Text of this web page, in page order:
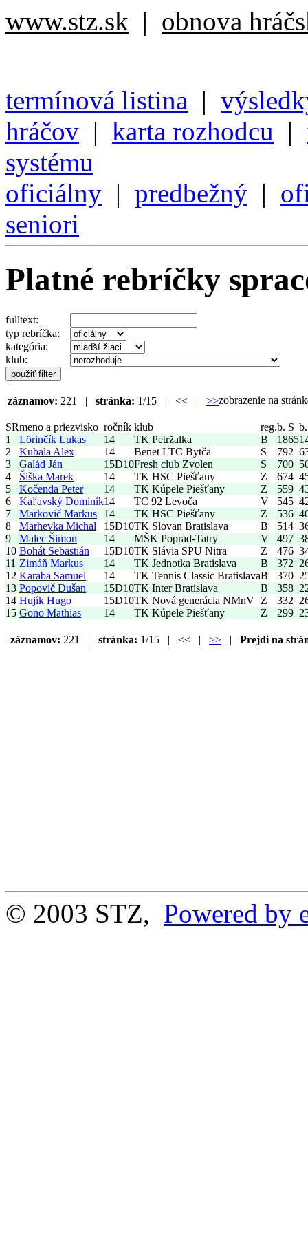
www.stz.sk | obnova
termínová listina |
hráčov | karta rozhodcu |
systému
oficiálny | predbežný |
seniori
Platné rebríčky
fulltext:
typ rebríčka:
kategória:
klub:
záznamov: 221 | stránka: 1/15 | << | >>zobrazenie na
SRmeno a priezvisko ročník klub reg.b. S
1
Lörinčík Lukas 14 TK Petržalka B 1865
2
Kubala Alex 14 Benet LTC Bytča S 792
3
Galád Ján 15D10Fresh club Zvolen S 700
4
Šiška Marek 14 TK HSC Piešťany Z 674
5
Kočenda Peter 14 TK Kúpele Piešťany Z 559
6
Kaľavský Dominik14 TC 92 Levoča V 545
7
Markovič Markus 14 TK HSC Piešťany Z 536
8
Marhevka Michal 15D10TK Slovan Bratislava B 514
9
Malec Šimon 14 MŠK Poprad-Tatry V 497
10 Bohát Sebastián 15D10TK Slávia SPU Nitra Z 476
11 Zimáň Markus 14 TK Jednotka Bratislava B 372
12 Karaba Samuel 14 TK Tennis Classic BratislavaB 370
13 Popovič Dušan 15D10TK Inter Bratislava B 358
14 Hujík Hugo 15D10TK Nová generácia NMnV Z 332
15 Gono Mathias 14 TK Kúpele Piešťany Z 299
záznamov: 221 | stránka: 1/15 | << | >> | Prejdi na
© 2003 STZ, Powered by